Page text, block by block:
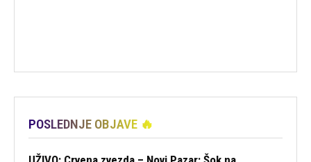
POSLEDNJE OBJAVE 🔥